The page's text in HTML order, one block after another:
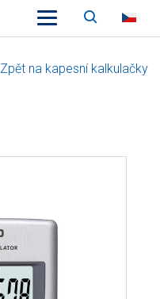
Zpět na kapesní kalkulačky